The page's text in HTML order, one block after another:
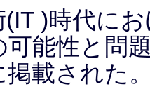
(IT )時代に
可能性と問
掲載された